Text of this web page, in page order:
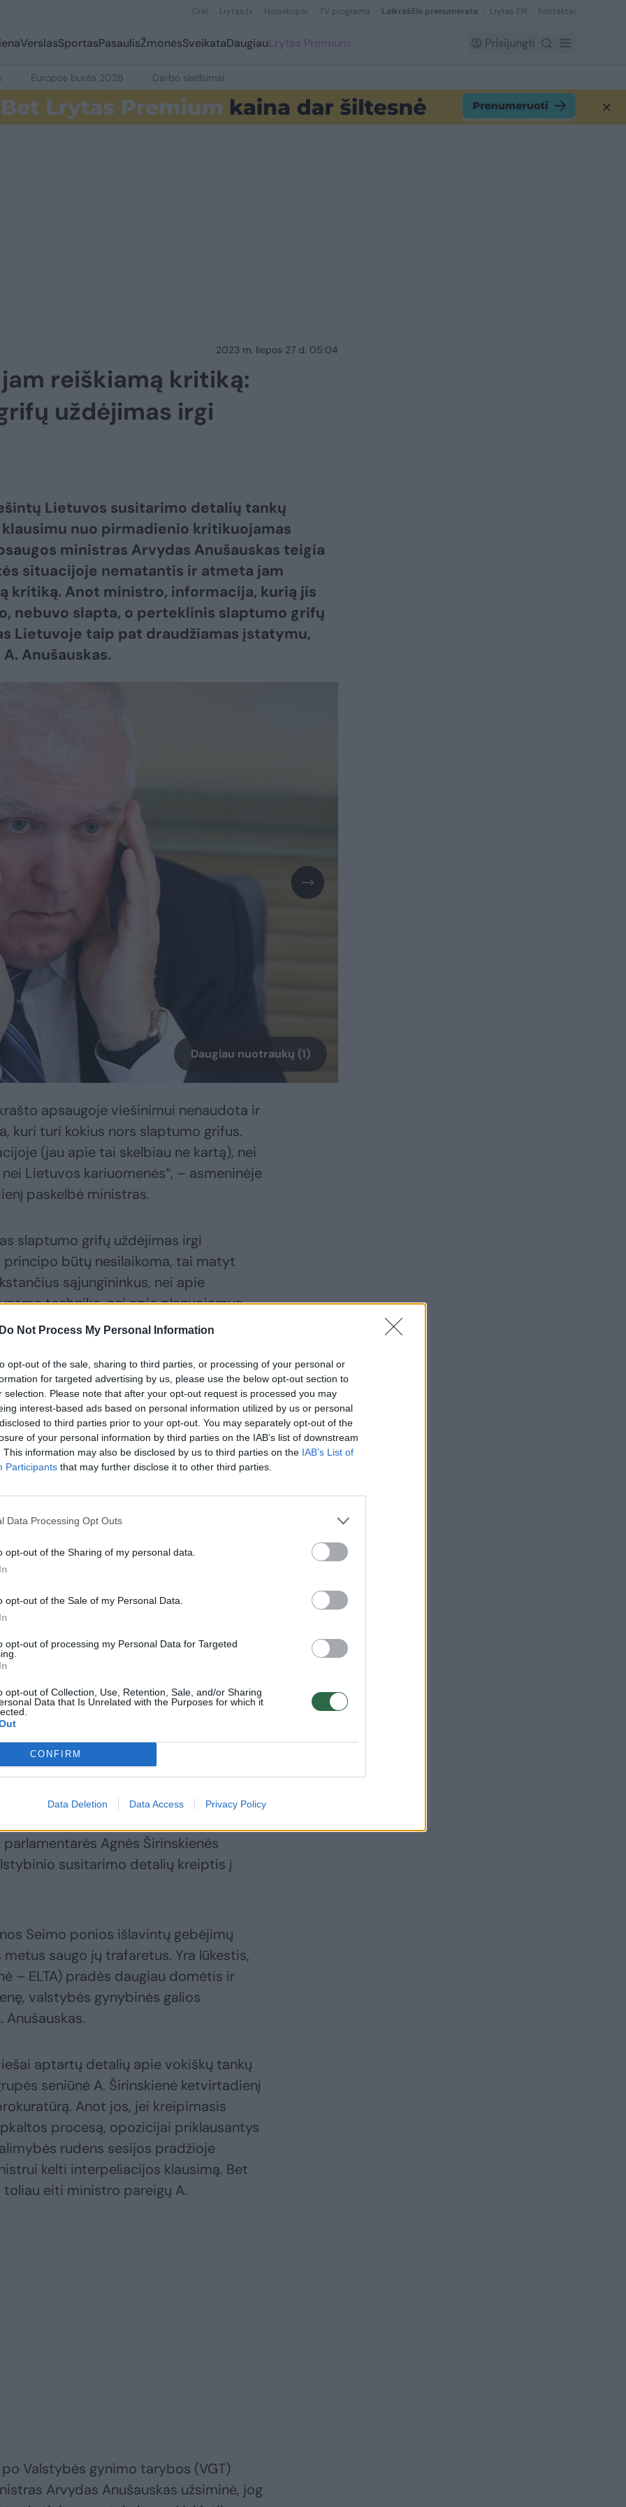
Do Not Process My Personal Information
opt-out of the sale, sharing to third parties, or processing of your personal or
for targeted advertising by us, please use the below opt-out section to
selection. Please note that after your opt-out request is processed you may
interest-based ads based on personal information utilized by us or personal
to third parties prior to your opt-out. You may separately opt-out of the
of your personal information by third parties on the IAB’s list of downstream
This information may also be disclosed by us to third parties on the IAB’s List of
Participants that may further disclose it to other third parties.
Data Processing Opt Outs
opt-out of the Sharing of my personal data.
opt-out of the Sale of my Personal Data.
opt-out of processing my Personal Data for Targeted
opt-out of Collection, Use, Retention, Sale, and/or Sharing
Data that Is Unrelated with the Purposes for which it
CONFIRM
Data Deletion Data Access Privacy Policy
Orai Lrytas.tv Horoskopai TV programa Laikraščio prenumerata Lrytas EN Kontaktai
VerslasSportasPasaulisŽmonėsSveikataDaugiauLrytas Premium Prisijungti
Europos burės 2026 Darbo skelbimai
2023 m. liepos 27 d. 05:04
reiškiamą kritiką:
uždėjimas irgi
Lietuvos susitarimo detalių tankų
nuo pirmadienio kritikuojamas
ministras Arvydas Anušauskas teigia
situacijoje nematantis ir atmeta jam
kritiką. Anot ministro, informacija, kurią jis
nebuvo slapta, o perteklinis slaptumo grifų
Lietuvoje taip pat draudžiamas įstatymu,
Anušauskas.
Daugiau nuotraukų (1)
apsaugoje viešinimui nenaudota ir
kuri turi kokius nors slaptumo grifus.
(jau apie tai skelbiau ne kartą), nei
Lietuvos kariuomenės“, – asmeninėje
paskelbė ministras.
slaptumo grifų uždėjimas irgi
būtų nesilaikoma, tai matyt
sąjungininkus, nei apie
techniką, nei apie planuojamus
mokėtojų pinigus“, – pažymėjo A.
–
reikia žinoti, kiek šaliai kainuos
mokėtojų finansuojami
Agnės Širinskienės
susitarimo detalių kreiptis į
Seimo ponios išlavintų gebėjimų
saugo jų trafaretus. Yra lūkestis,
– ELTA) pradės daugiau domėtis ir
valstybės gynybinės galios
aptartų detalių apie vokiškų tankų
seniūnė A. Širinskienė ketvirtadienį
Anot jos, jei kreipimasis
procesą, opozicijai priklausantys
rudens sesijos pradžioje
kelti interpeliacijos klausimą. Bet
eiti ministro pareigų A.
Valstybės gynimo tarybos (VGT)
Arvydas Anušauskas užsiminė, jog